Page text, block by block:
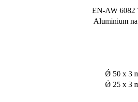
EN-AW 6082
Aluminium
Ǿ 50 x 3
Ǿ 25 x 3